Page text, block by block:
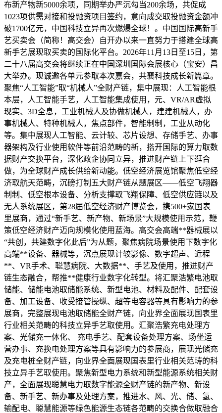
布新产物新5000余项，同期举办严沉勾当200余场，共促成
1023项供需对接和投融资项目签约，意向成交取投融资金额冲
破1700亿元，中国科技立异再次燃爆全球！。中国国际高新手
艺买卖会（简称！高交会）自开办以来一直努力于搭建全球高
新手艺展现取买卖的国际化平台。2026年11月13日至15日，第
二十八届高交会将继续正在中国深圳国际会展核心（宝安）昌
大举办。现诚邀各单元参取本次嘉会，共襄科技成长新篇章。
聚焦“人工智能”取“机械人”全财产链，集中展现：人工智能根
本层，人工智能手艺，人工智能集成使用，元、VR/AR虚拟
现实、3D全息，工业机械人及协做机械人，建建机械人，办
事机械人、特种机械人，焦点部件，智能制制，工业从动化
等。集中展现人工智能、云计较、芯片设想、存储手艺、办事
器架构及行业使用软件等前沿范畴的新，搭开国际的算力取数
据财产交换平台，深化政企协同立异，推进财产链上下逛合
做，为全球财产成长供给新动能。低空经济展览馆聚焦低空经
济取航天范畴，沉磅打制五大财产链从题展区——低空飞翔器
制制、低空根本设备、分析支撑取飞翔保障、低空供应链以及
无人系统展区，第28届低空经济财产博览会，携500+家国表
里展商，通过“新手艺、新产物、新场景”大规模使用示范，鞭
策低空经济财产迈向规模化使用蓝海。高交会高端**器械展以
“共创，共建数字化此后”为从题，聚焦病院场景使用下数字化
高端**设备、器械等，沉点展现计较影像、数字超声、近程
**、VR手术、聪慧病院、大数据**、手艺及使用，推进财产
链生态融合，帮推**健康行业数字化转型。将汇聚浩繁电池取
储能、储能电池取储能系统、新型电池、材料及配件、配套设
备、加工设备、收受接管操纵、超等电容器等具有影响力的参
展商，完整展现电池取储能全财产链，向业界全面展现国表里
行业相关范畴的科技立异手艺取使用。汇聚浩繁充电处理方
案、光储充一体化、 充电手艺、配套设备处理方案、场坐运
营办事、充换电处理方案等具有影响力的参展商，展现光储充
及充电桩全财产链，向业界全面展现国表里行业相关范畴的科
技立异手艺取使用。聚焦新型电力系统和新型能源系统相关财
产，全面展现聪慧电力取数字能源全财产链的新产物、新设
备、新手艺、新办事及处理方案，推进水、风、光、储、氢、
输配电、聪慧能源等绿色能源生态链各范畴的交换合做取融合